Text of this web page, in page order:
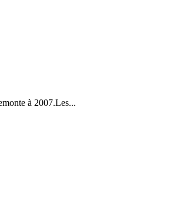
à 2007.Les...